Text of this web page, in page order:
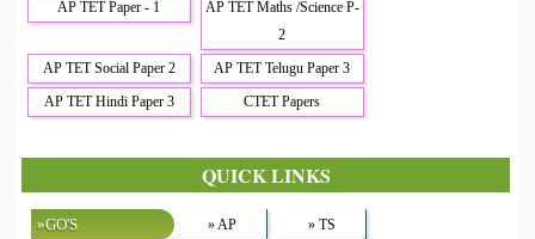
AP TET Paper - 1
AP TET Maths /Science P-
2
AP TET Social Paper 2
AP TET Telugu Paper 3
AP TET Hindi Paper 3
CTET Papers
QUICK LINKS
»GO'S » AP » TS